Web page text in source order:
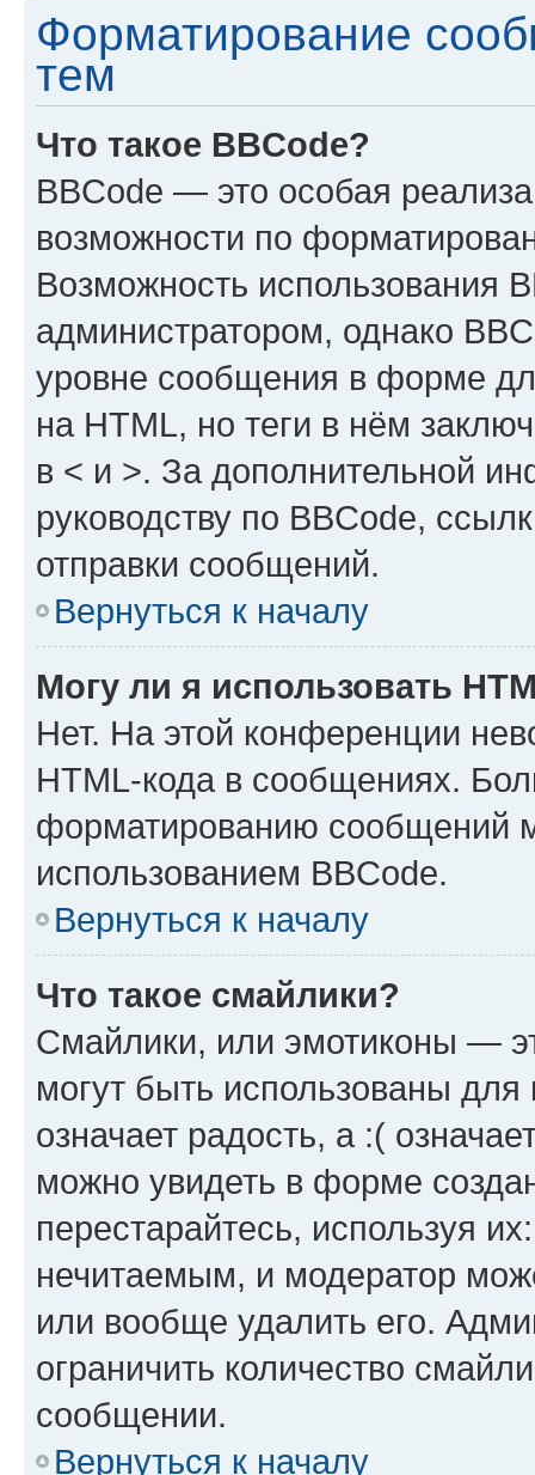
Форматирование
тем
Что такое BBCode?
BBCode — это особая
возможности по
Возможность использования
администратором, однако
уровне сообщения в форме
на HTML, но теги в нём
в < и >. За дополнительной
руководству по BBCode,
отправки сообщений.
Вернуться к началу
Могу ли я использовать
Нет. На этой конференции
HTML-кода в сообщениях.
форматированию сообщений
использованием BBCode.
Вернуться к началу
Что такое смайлики?
Смайлики, или эмотиконы —
могут быть использованы
означает радость, а :(
можно увидеть в форме
перестарайтесь, используя
нечитаемым, и модератор
или вообще удалить его.
ограничить количество
сообщении.
Вернуться к началу